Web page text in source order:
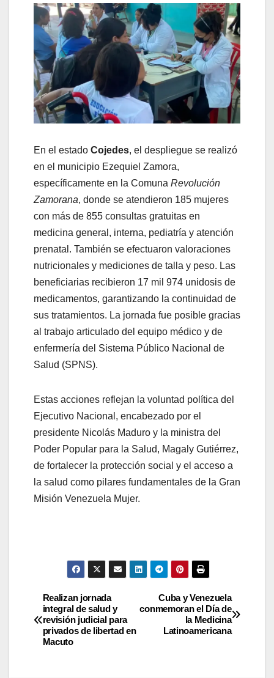
En el estado Cojedes, el despliegue se realizó
en el municipio Ezequiel Zamora,
específicamente en la Comuna Revolución
Zamorana, donde se atendieron 185 mujeres
con más de 855 consultas gratuitas en
medicina general, interna, pediatría y atención
prenatal. También se efectuaron valoraciones
nutricionales y mediciones de talla y peso. Las
beneficiarias recibieron 17 mil 974 unidosis de
medicamentos, garantizando la continuidad de
sus tratamientos. La jornada fue posible gracias
al trabajo articulado del equipo médico y de
enfermería del Sistema Público Nacional de
Salud (SPNS).
Estas acciones reflejan la voluntad política del
Ejecutivo Nacional, encabezado por el
presidente Nicolás Maduro y la ministra del
Poder Popular para la Salud, Magaly Gutiérrez,
de fortalecer la protección social y el acceso a
la salud como pilares fundamentales de la Gran
Misión Venezuela Mujer.
Cuba y Venezuela
conmemoran el Día de
la Medicina
Latinoamericana
Realizan jornada
integral de salud y
revisión judicial para
privados de libertad en
Macuto